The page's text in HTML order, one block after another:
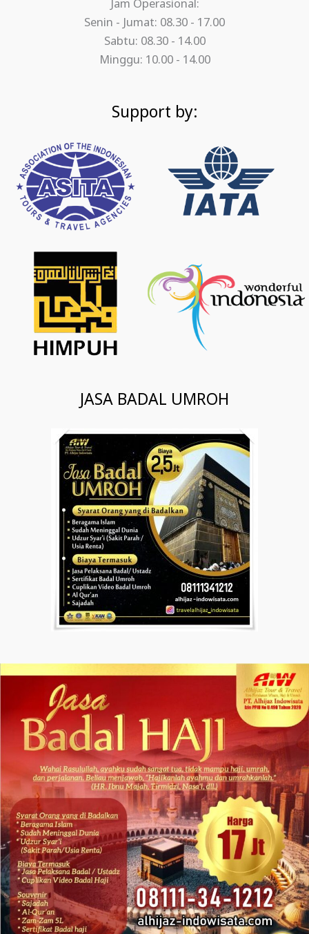
Jam Operasional:
Senin - Jumat: 08.30 - 17.00
Sabtu: 08.30 - 14.00
Minggu: 10.00 - 14.00
Support by:
JASA BADAL UMROH